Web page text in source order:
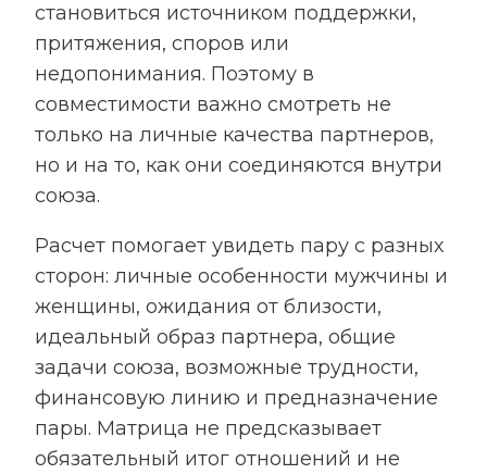
становиться источником поддержки,
притяжения, споров или
недопонимания. Поэтому в
совместимости важно смотреть не
только на личные качества партнеров,
но и на то, как они соединяются внутри
союза.
Расчет помогает увидеть пару с разных
сторон: личные особенности мужчины и
женщины, ожидания от близости,
идеальный образ партнера, общие
задачи союза, возможные трудности,
финансовую линию и предназначение
пары. Матрица не предсказывает
обязательный итог отношений и не